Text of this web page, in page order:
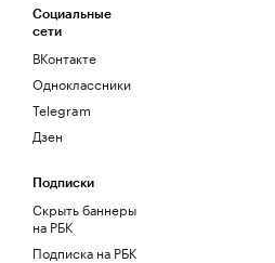
Социальные
сети
ВКонтакте
Одноклассники
Telegram
Дзен
Подписки
Скрыть баннеры
на РБК
Подписка на РБК